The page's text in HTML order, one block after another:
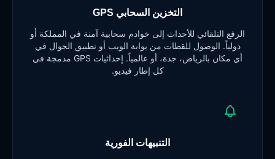
التخزين السحابي GPS
الرفع التلقائي للأحداث إلى خوادم سحابية آمنة في المملكة أو
دولياً. الوصول للقطات من بوابة الويب أو تطبيق الجوال في
أي مكان بالرياض، جدة، أو عالمياً. إحداثيات GPS مدمجة في
كل إطار فيديو.
التنبيهات الفورية